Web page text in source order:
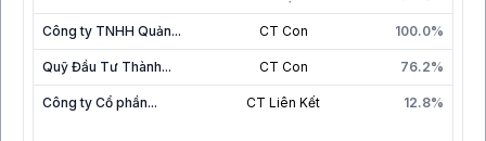
Công ty TNHH Quản... CT Con 100.0%
Quỹ Đầu Tư Thành... CT Con 76.2%
Công ty Cổ phần... CT Liên Kết 12.8%